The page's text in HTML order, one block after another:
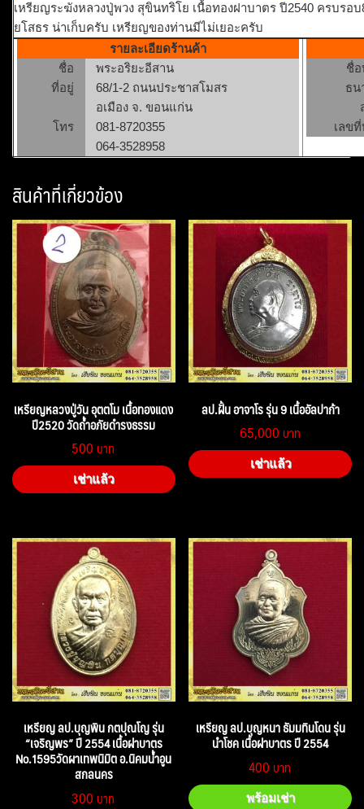
เหรียญระฆังหลวงปู่พวง สุขินทริโย เนื้อทองฝาบาตร ปี2540 ครบรอ
ยโสธร น่าเก็บครับ เหรียญของท่านมีไม่เยอะครับ
รายละเอียดร้านค้า
ชื่อ
พระอริยะอีสาน
ที่อยู่
68/1-2 ถนนประชาสโมสร
อเมือง จ. ขอนแก่น
โทร
081-8720355
064-3528958
ชื่
ธน
เลข
สินค้าที่เกี่ยวข้อง
เหรียญหลวงปู่วัน อุตตโม เนื้อทองแดง
ปี2520 วัดถ้ำอภัยดำรงธรรม
500
เช่าแล้ว
ลป.ฝั้น อาจาโร รุ่น 9 เนื้ออัลปาก้า
65,000
เช่าแล้ว
เหรียญ ลป.บุญพิน กตปุณโญ รุ่น
“เจริญพร” ปี 2554 เนื้อฝาบาตร
No.1595วัดผาเทพนิมิต อ.นิคมน้ำอูน
สกลนคร
300
เหรียญ ลป.บุญหนา ธัมมทินโดน รุ่น
นำโชค เนื้อฝาบาตร ปี 2554
400
พร้อมเช่า